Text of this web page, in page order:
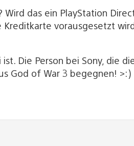
Wird das ein PlayStation
Kreditkarte vorausgesetzt
Die Person bei Sony, die
God of War 3 begegnen! >:)